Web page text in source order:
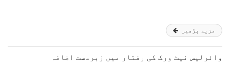
مزید پڑھیں
وائرلیس نیٹ ورک کی رفتار میں زبردست اضافہ